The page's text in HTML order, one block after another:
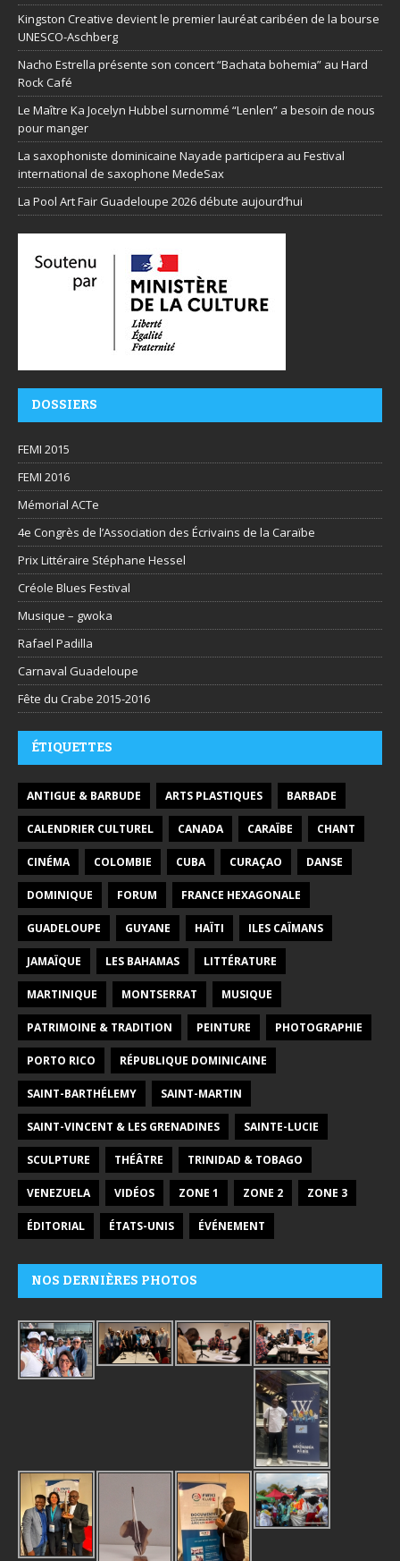
Kingston Creative devient le premier lauréat caribéen de la bourse
UNESCO-Aschberg
Nacho Estrella présente son concert “Bachata bohemia” au Hard
Rock Café
Le Maître Ka Jocelyn Hubbel surnommé “Lenlen” a besoin de nous
pour manger
La saxophoniste dominicaine Nayade participera au Festival
international de saxophone MedeSax
La Pool Art Fair Guadeloupe 2026 débute aujourd’hui
DOSSIERS
FEMI 2015
FEMI 2016
Mémorial ACTe
4e Congrès de l’Association des Écrivains de la Caraïbe
Prix Littéraire Stéphane Hessel
Créole Blues Festival
Musique – gwoka
Rafael Padilla
Carnaval Guadeloupe
Fête du Crabe 2015-2016
ÉTIQUETTES
ANTIGUE & BARBUDE ARTS PLASTIQUES BARBADE
CALENDRIER CULTUREL CANADA CARAÏBE CHANT
CINÉMA COLOMBIE CUBA CURAÇAO DANSE
DOMINIQUE FORUM FRANCE HEXAGONALE
GUADELOUPE GUYANE HAÏTI ILES CAÏMANS
JAMAÏQUE LES BAHAMAS LITTÉRATURE
MARTINIQUE MONTSERRAT MUSIQUE
PATRIMOINE & TRADITION PEINTURE PHOTOGRAPHIE
PORTO RICO RÉPUBLIQUE DOMINICAINE
SAINT-BARTHÉLEMY SAINT-MARTIN
SAINT-VINCENT & LES GRENADINES SAINTE-LUCIE
SCULPTURE THÉÂTRE TRINIDAD & TOBAGO
VENEZUELA VIDÉOS ZONE 1 ZONE 2 ZONE 3
ÉDITORIAL ÉTATS-UNIS ÉVÉNEMENT
NOS DERNIÈRES PHOTOS